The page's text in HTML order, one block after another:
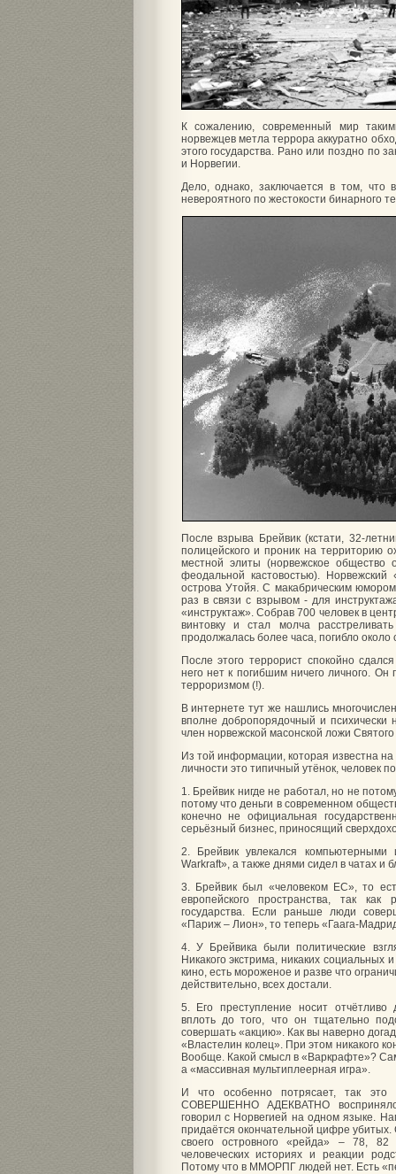
К сожалению, современный мир
норвежцев метла террора аккуратно
этого государства. Рано или поздно по
и Норвегии.
Дело, однако, заключается в том,
невероятного по жестокости бинарного
После взрыва Брейвик (кстати, 32-
полицейского и проник на территорию
местной элиты (норвежское общество
феодальной кастовостью). Норвежский
острова Утойя. С макабрическим
раз в связи с взрывом - для
«инструктаж». Собрав 700 человек в
винтовку и стал молча
продолжалась более часа, погибло около
После этого террорист спокойно
него нет к погибшим ничего личного.
терроризмом (!).
В интернете тут же нашлись
вполне добропорядочный и психически
член норвежской масонской ложи
Из той информации, которая известна
личности это типичный утёнок, человек
1. Брейвик нигде не работал, но не
потому что деньги в современном
конечно не официальная
серьёзный бизнес, приносящий
2. Брейвик увлекался
Warkraft», а также днями сидел в чатах и
3. Брейвик был «человеком ЕС», то
европейского пространства, так
государства. Если раньше люди
«Париж – Лион», то теперь «Гаага-
4. У Брейвика были политические
Никакого экстрима, никаких социальных
кино, есть мороженое и разве что
действительно, всех достали.
5. Его преступление носит отчётливо
вплоть до того, что он тщательно
совершать «акцию». Как вы наверно
«Властелин колец». При этом никакого
Вообще. Какой смысл в «Варкрафте»?
а «массивная мультиплеерная игра».
И что особенно потрясает, так это
СОВЕРШЕННО АДЕКВАТНО
говорил с Норвегией на одном языке.
придаётся окончательной цифре
своего островного «рейда» – 78,
человеческих историях и реакции
Потому что в ММОРПГ людей нет. Есть